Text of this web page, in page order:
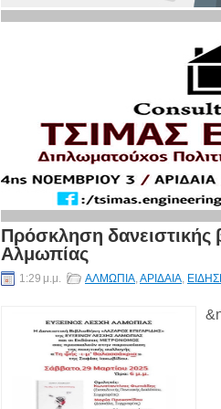
Πρόσκληση δανειστικής
Αλμωπίας
1:29 μ.μ. ΑΛΜΩΠΙΑ,ΑΡΙΔΑΙΑ,